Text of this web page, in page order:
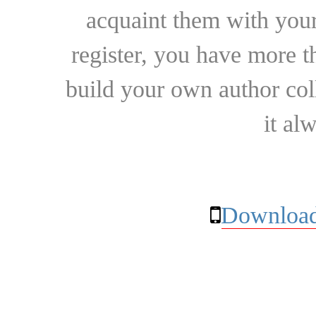
acquaint them with
register, you have more
build your own author
it